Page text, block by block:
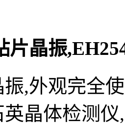
片晶振
,外观完全
晶体检测